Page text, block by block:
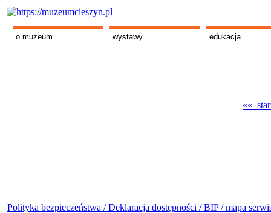
o muzeum wystawy edukacja
««
Polityka bezpieczeństwa /Deklaracja dostępności /BIP /mapa